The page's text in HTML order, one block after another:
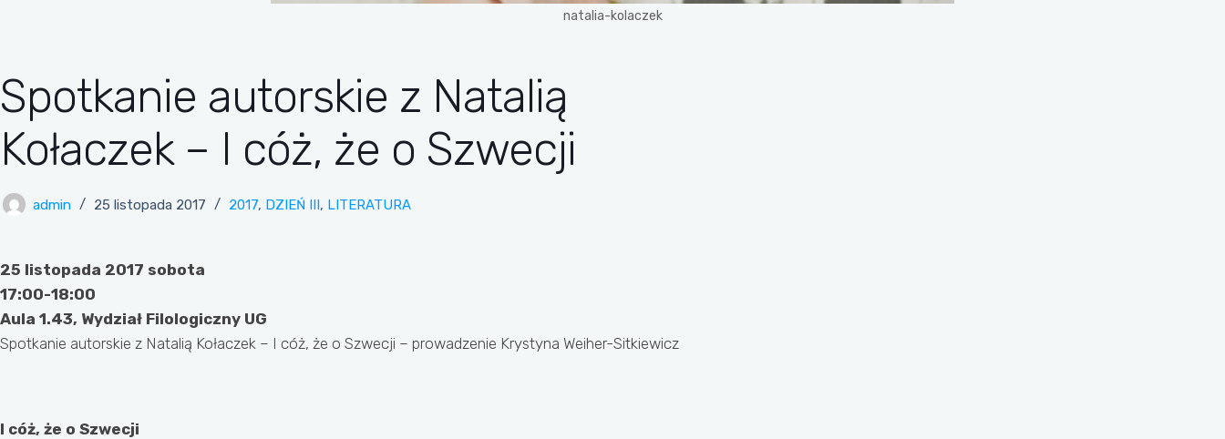
natalia-kolaczek
Spotkanie autorskie z Natalią
Kołaczek – I cóż, że o Szwecji
admin 25 listopada 2017 2017, DZIEŃ III, LITERATURA
25 listopada 2017 sobota
17:00-18:00
Aula 1.43, Wydział Filologiczny UG
Spotkanie autorskie z Natalią Kołaczek – I cóż, że o Szwecji – prowadzenie Krystyna Weiher-Sitkiewicz
I cóż, że o Szwecji